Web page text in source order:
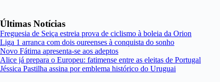
Últimas Notícias
Freguesia de Seiça estreia prova de ciclismo à boleia da Orion
Liga 1 arranca com dois oureenses à conquista do sonho
Novo Fátima apresenta-se aos adeptos
Alice já prepara o Europeu: fatimense entre as eleitas de Portugal
Jéssica Pastilha assina por emblema histórico do Uruguai